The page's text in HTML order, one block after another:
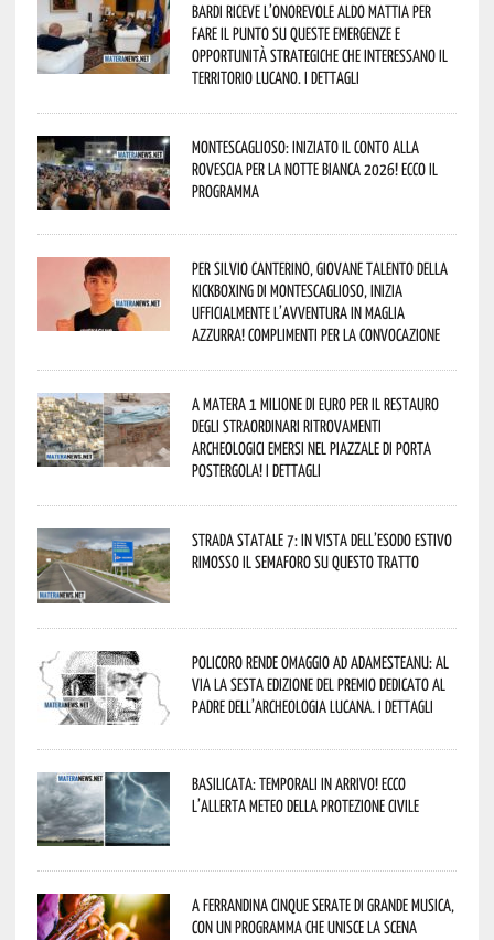
Bardi riceve l’onorevole Aldo Mattia per
fare il punto su queste emergenze e
opportunità strategiche che interessano il
territorio lucano. I dettagli
Montescaglioso: iniziato il conto alla
rovescia per la Notte Bianca 2026! Ecco il
programma
Per Silvio Canterino, giovane talento della
kickboxing di Montescaglioso, inizia
ufficialmente l’avventura in maglia
azzurra! Complimenti per la convocazione
A Matera 1 milione di euro per il restauro
degli straordinari ritrovamenti
archeologici emersi nel piazzale di Porta
Postergola! I dettagli
Strada statale 7: in vista dell’esodo estivo
rimosso il semaforo su questo tratto
Policoro rende omaggio ad Adamesteanu: al
via la sesta edizione del Premio dedicato al
padre dell’archeologia lucana. I dettagli
Basilicata: temporali in arrivo! Ecco
l’allerta meteo della Protezione civile
A Ferrandina cinque serate di grande musica,
con un programma che unisce la scena